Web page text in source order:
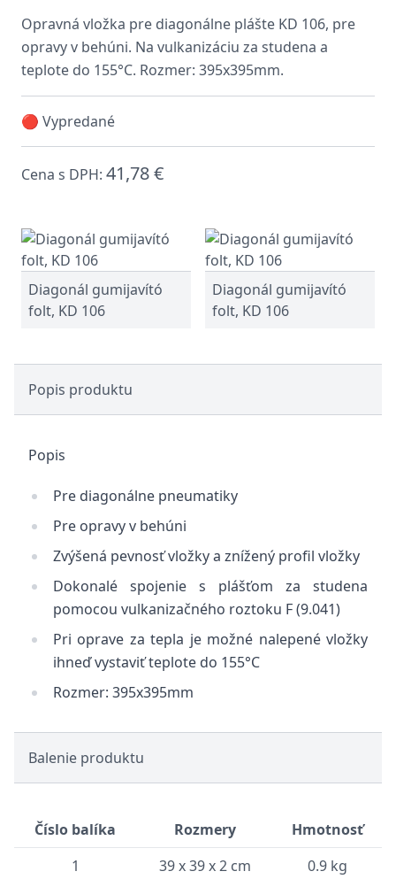
Opravná vložka pre diagonálne plášte KD 106, pre
opravy v behúni. Na vulkanizáciu za studena a
teplote do 155°C. Rozmer: 395x395mm.
🔴 Vypredané
Cena s DPH: 41,78 €
Diagonál gumijavító
folt, KD 106
Diagonál gumijavító
folt, KD 106
Popis produktu
Popis
Pre diagonálne pneumatiky
Pre opravy v behúni
Zvýšená pevnosť vložky a znížený profil vložky
Dokonalé spojenie s plášťom za studena
pomocou vulkanizačného roztoku F (9.041)
Pri oprave za tepla je možné nalepené vložky
ihneď vystaviť teplote do 155°C
Rozmer: 395x395mm
Balenie produktu
Číslo balíka Rozmery
Hmotnosť
1
39 x 39 x 2 cm 0.9 kg